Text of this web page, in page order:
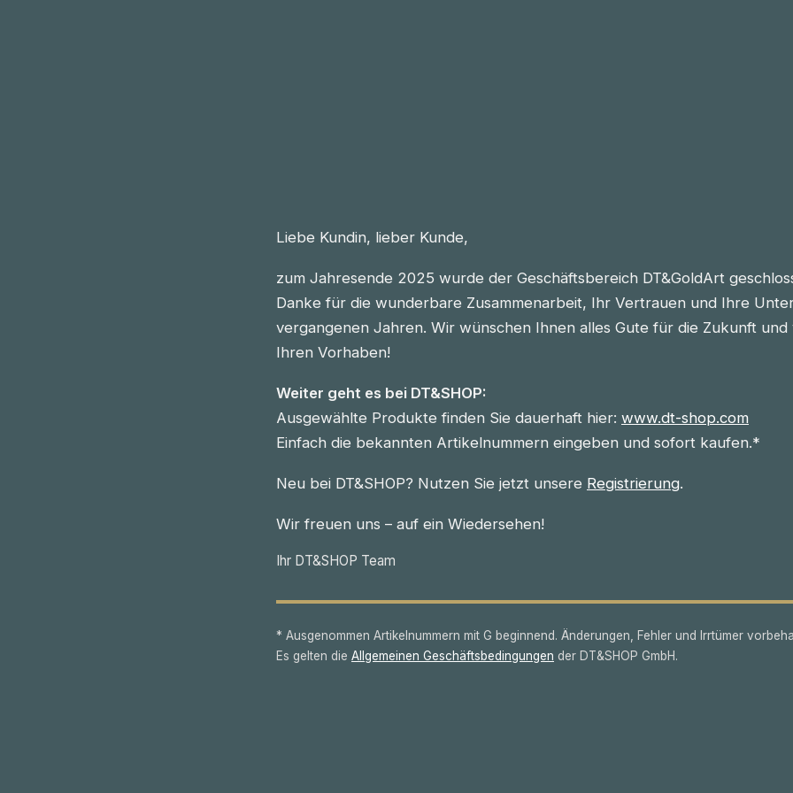
Liebe Kundin, lieber Kunde,
zum Jahresende 2025 wurde der Geschäftsbereich DT&GoldArt
Danke für die wunderbare Zusammenarbeit, Ihr Vertrauen und Ihre
vergangenen Jahren. Wir wünschen Ihnen alles Gute für die Zukunft und
Ihren Vorhaben!
Weiter geht es bei DT&SHOP:
Ausgewählte Produkte finden Sie dauerhaft hier: www.dt-shop.com
Einfach die bekannten Artikelnummern eingeben und sofort kaufen.*
Neu bei DT&SHOP? Nutzen Sie jetzt unsere Registrierung.
Wir freuen uns – auf ein Wiedersehen!
Ihr DT&SHOP Team
* Ausgenommen Artikelnummern mit G beginnend. Änderungen, Fehler und Irrtümer
Es gelten die Allgemeinen Geschäftsbedingungen der DT&SHOP GmbH.